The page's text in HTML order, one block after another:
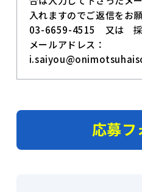
入れますのでご返信をお
03-6659-4515 又は 採
メールアドレス：
応募フ